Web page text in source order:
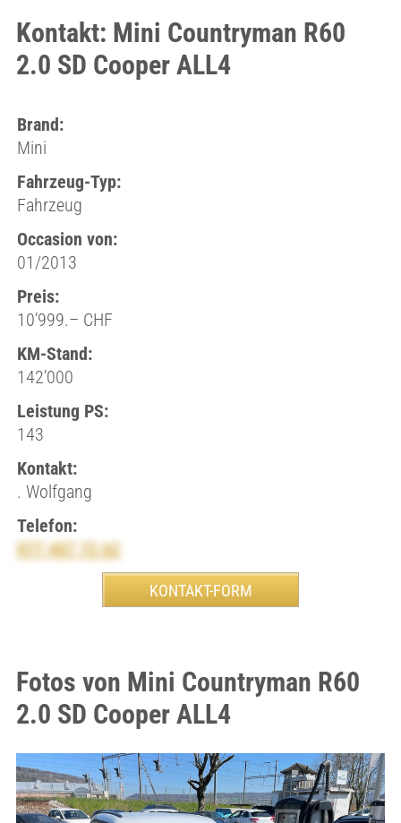
Kontakt: Mini Countryman R60
2.0 SD Cooper ALL4
Brand:
Mini
Fahrzeug-Typ:
Fahrzeug
Occasion von:
01/2013
Preis:
10’999.– CHF
KM-Stand:
142’000
Leistung PS:
143
Kontakt:
. Wolfgang
Telefon:
077 407 72 62
Fotos von Mini Countryman R60
2.0 SD Cooper ALL4